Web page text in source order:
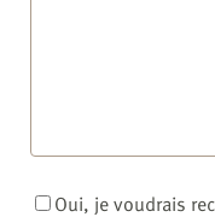
Oui, je voudrais